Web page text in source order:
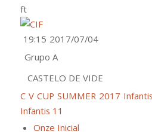
ft
2017/07/04
19:15
Grupo A
CASTELO DE VIDE
C V CUP SUMMER 2017
Infantis 11
Onze Inicial